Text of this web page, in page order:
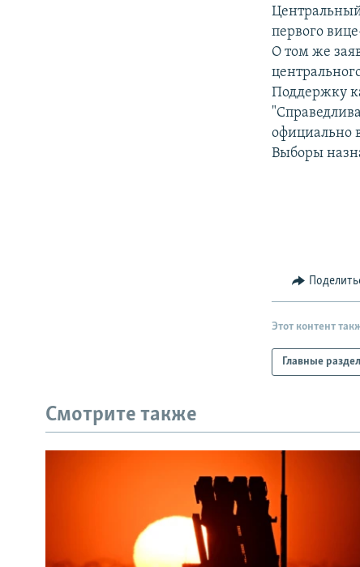
первого
О том же
Поддержку
официально
Выборы
Этот контент
Главные
Смотрите также